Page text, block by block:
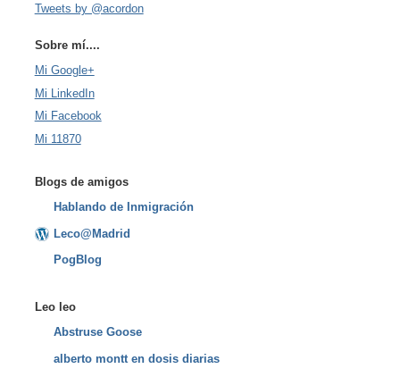
Tweets by @acordon
Sobre mí....
Mi Google+
Mi LinkedIn
Mi Facebook
Mi 11870
Blogs de amigos
Hablando de Inmigración
Leco@Madrid
PogBlog
Leo leo
Abstruse Goose
alberto montt en dosis diarias